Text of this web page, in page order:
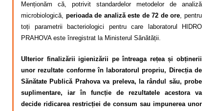
Menționăm că, potrivit standardelor metodelor de analiză
microbiologică, perioada de analiză este de 72 de ore, pentru
toți parametrii bacteriologici pentru care laboratorul HIDRO
PRAHOVA este înregistrat la Ministerul Sănătății.
Ulterior finalizării igienizării pe întreaga rețea și obținerii
unor rezultate conforme în laboratorul propriu, Direcția de
Sănătate Publică Prahova va preleva, la rândul său, probe
suplimentare, iar în funcție de rezultatele acestora va
decide ridicarea restricției de consum sau impunerea unor